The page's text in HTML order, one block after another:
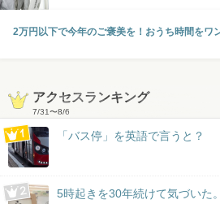
2万円以下で今年のご褒美を！おうち時間をワ
アクセスランキング
7/31〜8/6
「バス停」を英語で言うと？
5時起きを30年続けて気づいた